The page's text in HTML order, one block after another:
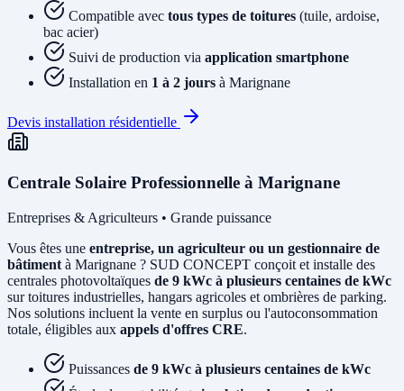
Compatible avec tous types de toitures (tuile, ardoise,
bac acier)
Suivi de production via application smartphone
Installation en 1 à 2 jours à Marignane
Devis installation résidentielle
Centrale Solaire Professionnelle à Marignane
Entreprises & Agriculteurs • Grande puissance
Vous êtes une entreprise, un agriculteur ou un gestionnaire de
bâtiment à Marignane ? SUD CONCEPT conçoit et installe des
centrales photovoltaïques de 9 kWc à plusieurs centaines de kWc
sur toitures industrielles, hangars agricoles et ombrières de parking.
Nos solutions incluent la vente en surplus ou l'autoconsommation
totale, éligibles aux appels d'offres CRE.
Puissances de 9 kWc à plusieurs centaines de kWc